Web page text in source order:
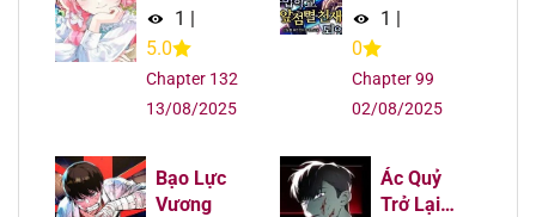
Của Tinh
Linh
1 |
5.0
Chapter 132
13/08/2025
Biến Của Học
Viện Ma
Pháp
1 |
0
Chapter 99
02/08/2025
Bạo Lực
Vương
Ác Quỷ
Trở Lại